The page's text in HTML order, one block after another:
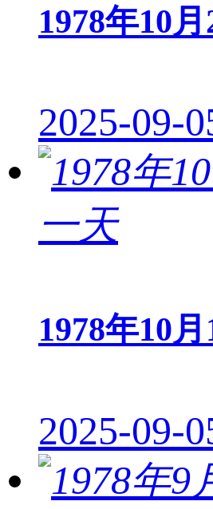
1978年10
2025-09-
1978年10
2025-09-